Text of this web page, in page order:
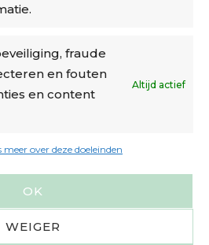
fraude
en fouten
en content
Altijd actief
meer over deze doeleinden
OK
WEIGER